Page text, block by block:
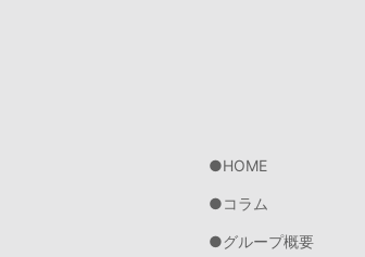
HOME
コラム
グループ概要